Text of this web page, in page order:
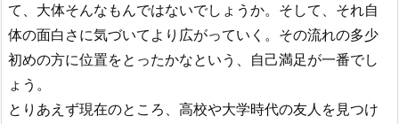
て、大体そんなもんではないでしょうか。そして、それ自
体の面白さに気づいてより広がっていく。その流れの多少
初めの方に位置をとったかなという、自己満足が一番でし
ょう。
とりあえず現在のところ、高校や大学時代の友人を見つけ